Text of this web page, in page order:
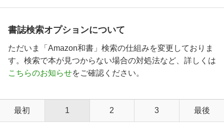
書誌検索オプションについて
ただいま「Amazon和書」検索の仕組みを変更しておりま
す。検索で本が見つからない場合の対処法など、詳しくは
こちらのお知らせをご確認ください。
最初 1 2 3 最後